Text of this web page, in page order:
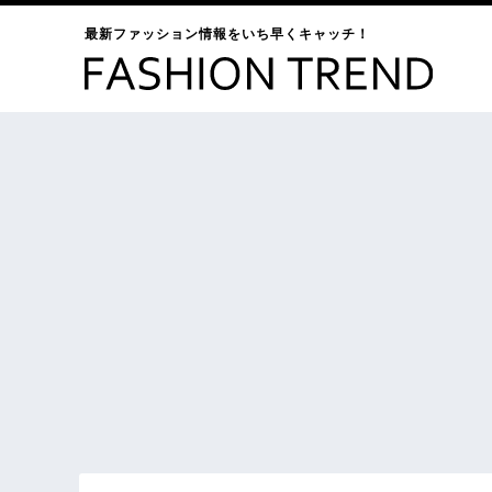
最新ファッション情報をいち早くキャッチ！